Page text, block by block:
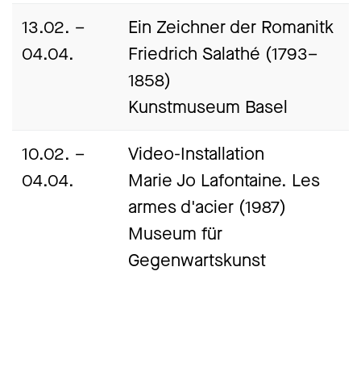
13.02. –
04.04.
Ein Zeichner der Romanitk
Friedrich Salathé (1793–
1858)
Kunstmuseum Basel
10.02. –
04.04.
Video-Installation
Marie Jo Lafontaine. Les
armes d'acier (1987)
Museum für
Gegenwartskunst